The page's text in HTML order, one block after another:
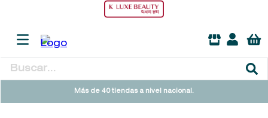
Buscar...
Más de 40 tiendas a nivel nacional.
TÉRMINOS MÁS BUSCADOS